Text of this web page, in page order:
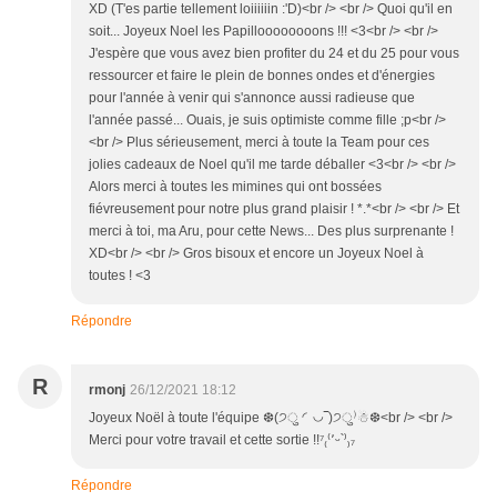
XD (T'es partie tellement loiiiiiin :'D)<br /> <br /> Quoi qu'il en
soit... Joyeux Noel les Papilloooooooons !!! <3<br /> <br />
J'espère que vous avez bien profiter du 24 et du 25 pour vous
ressourcer et faire le plein de bonnes ondes et d'énergies
pour l'année à venir qui s'annonce aussi radieuse que
l'année passé... Ouais, je suis optimiste comme fille ;p<br />
<br /> Plus sérieusement, merci à toute la Team pour ces
jolies cadeaux de Noel qu'il me tarde déballer <3<br /> <br />
Alors merci à toutes les mimines qui ont bossées
fiévreusement pour notre plus grand plaisir ! *.*<br /> <br /> Et
merci à toi, ma Aru, pour cette News... Des plus surprenante !
XD<br /> <br /> Gros bisoux et encore un Joyeux Noel à
toutes ! <3
Répondre
R rmonj 26/12/2021 18:12
Joyeux Noël à toute l'équipe ❆(੭ु ◜◡‾)੭ु⁾☃❆<br /> <br />
Merci pour votre travail et cette sortie !!⁷₍⁽՚ᵕ՝⁾₎₇
Répondre